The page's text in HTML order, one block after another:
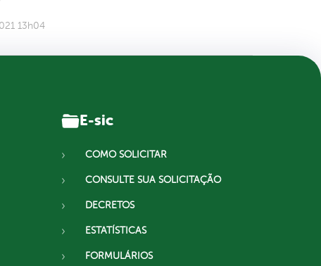
13h04
E-sic
COMO SOLICITAR
CONSULTE SUA SOLICITAÇÃO
DECRETOS
ESTATÍSTICAS
FORMULÁRIOS